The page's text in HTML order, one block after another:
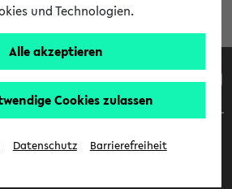
und Technologien.
Alle akzeptieren
Cookies zulassen
Datenschutz Barrierefreiheit